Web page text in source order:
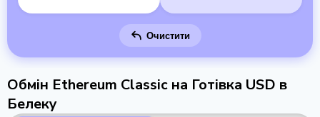
Очистити
Обмін Ethereum Classic на Готівка USD в
Белеку